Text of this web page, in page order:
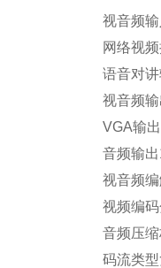
视音频
网络视
语音对
视音频
VGA输
音频输
视音频
视频编
音频压
码流类